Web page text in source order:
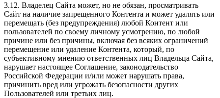
3.12. Владелец Сайта может, но не обязан, просматривать
Сайт на наличие запрещенного Контента и может удалять или
перемещать (без предупреждения) любой Контент или
пользователей по своему личному усмотрению, по любой
причине или без причины, включая без всяких ограничений
перемещение или удаление Контента, который, по
субъективному мнению ответственных лиц Владельца Сайта,
нарушает настоящее Соглашение, законодательство
Российской Федерации и/или может нарушать права,
причинить вред или угрожать безопасности других
Пользователей или третьих лиц.